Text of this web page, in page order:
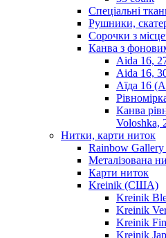
Спеціальні
Рушники,
Сорочки з
Канва з
Aida 16,
Aida 16,
Аїда 16
Канва
Voloshka,
Нитки, карти ниток
Rainbow
Металізована
Карти ниток
Kreinik (США)
Kreinik
Kreinik
Kreinik
Kreinik